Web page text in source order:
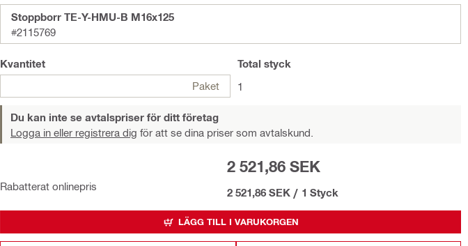
Stoppborr TE-Y-HMU-B M16x125
#2115769
Kvantitet
Paket
Total styck
1
Du kan inte se avtalspriser för ditt företag
Logga in eller registrera dig för att se dina priser som avtalskund.
Rabatterat onlinepris
2 521,86 SEK
2 521,86 SEK / 1 Styck
LÄGG TILL I VARUKORGEN